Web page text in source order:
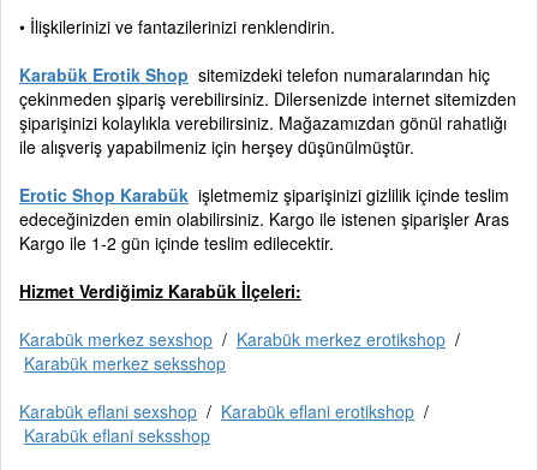
• İlişkilerinizi ve fantazilerinizi renklendirin.
Karabük Erotik Shop sitemizdeki telefon numaralarından hiç
çekinmeden şipariş verebilirsiniz. Dilersenizde internet sitemizden
şiparişinizi kolaylıkla verebilirsiniz. Mağazamızdan gönül rahatlığı
ile alışveriş yapabilmeniz için herşey düşünülmüştür.
Erotic Shop Karabük işletmemiz şiparişinizi gizlilik içinde teslim
edeceğinizden emin olabilirsiniz. Kargo ile istenen şiparişler Aras
Kargo ile 1-2 gün içinde teslim edilecektir.
Hizmet Verdiğimiz Karabük İlçeleri:
Karabük merkez sexshop / Karabük merkez erotikshop /
Karabük merkez seksshop
Karabük eflani sexshop / Karabük eflani erotikshop /
Karabük eflani seksshop